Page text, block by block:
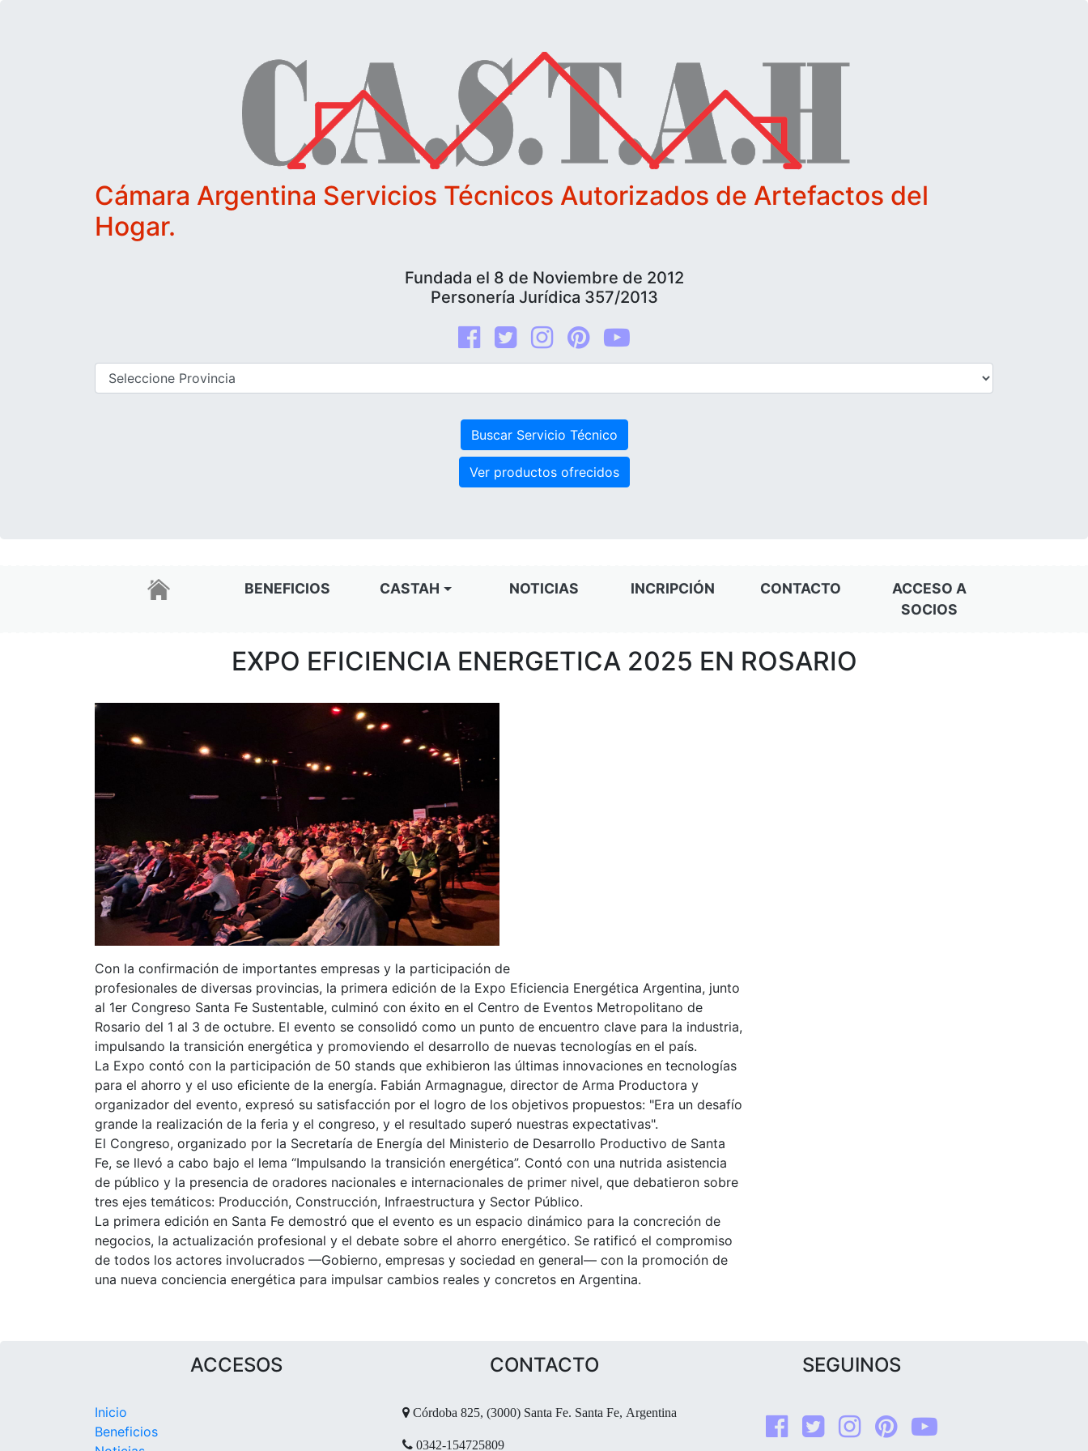
Cámara Argentina Servicios Técnicos Autorizados de Artefactos del
Hogar.
Fundada el 8 de Noviembre de 2012
Personería Jurídica 357/2013
Facebook
Twitter Instagram
Ver productos ofrecidos
BENEFICIOS CASTAH NOTICIAS INCRIPCIÓN CONTACTO
ACCESO A
SOCIOS
EXPO EFICIENCIA ENERGETICA 2025 EN ROSARIO
Con la confirmación de importantes empresas y la participación de
profesionales de diversas provincias, la primera edición de la Expo Eficiencia Energética Argentina, junto
al 1er Congreso Santa Fe Sustentable, culminó con éxito en el Centro de Eventos Metropolitano de
Rosario del 1 al 3 de octubre. El evento se consolidó como un punto de encuentro clave para la industria,
impulsando la transición energética y promoviendo el desarrollo de nuevas tecnologías en el país.
La Expo contó con la participación de 50 stands que exhibieron las últimas innovaciones en tecnologías
para el ahorro y el uso eficiente de la energía. Fabián Armagnague, director de Arma Productora y
organizador del evento, expresó su satisfacción por el logro de los objetivos propuestos: "Era un desafío
grande la realización de la feria y el congreso, y el resultado superó nuestras expectativas".
El Congreso, organizado por la Secretaría de Energía del Ministerio de Desarrollo Productivo de Santa
Fe, se llevó a cabo bajo el lema “Impulsando la transición energética”. Contó con una nutrida asistencia
de público y la presencia de oradores nacionales e internacionales de primer nivel, que debatieron sobre
tres ejes temáticos: Producción, Construcción, Infraestructura y Sector Público.
La primera edición en Santa Fe demostró que el evento es un espacio dinámico para la concreción de
negocios, la actualización profesional y el debate sobre el ahorro energético. Se ratificó el compromiso
de todos los actores involucrados —Gobierno, empresas y sociedad en general— con la promoción de
una nueva conciencia energética para impulsar cambios reales y concretos en Argentina.
ACCESOS
Inicio
Beneficios
CONTACTO
Córdoba 825, (3000) Santa Fe. Santa Fe, Argentina
0342-154725809
SEGUINOS